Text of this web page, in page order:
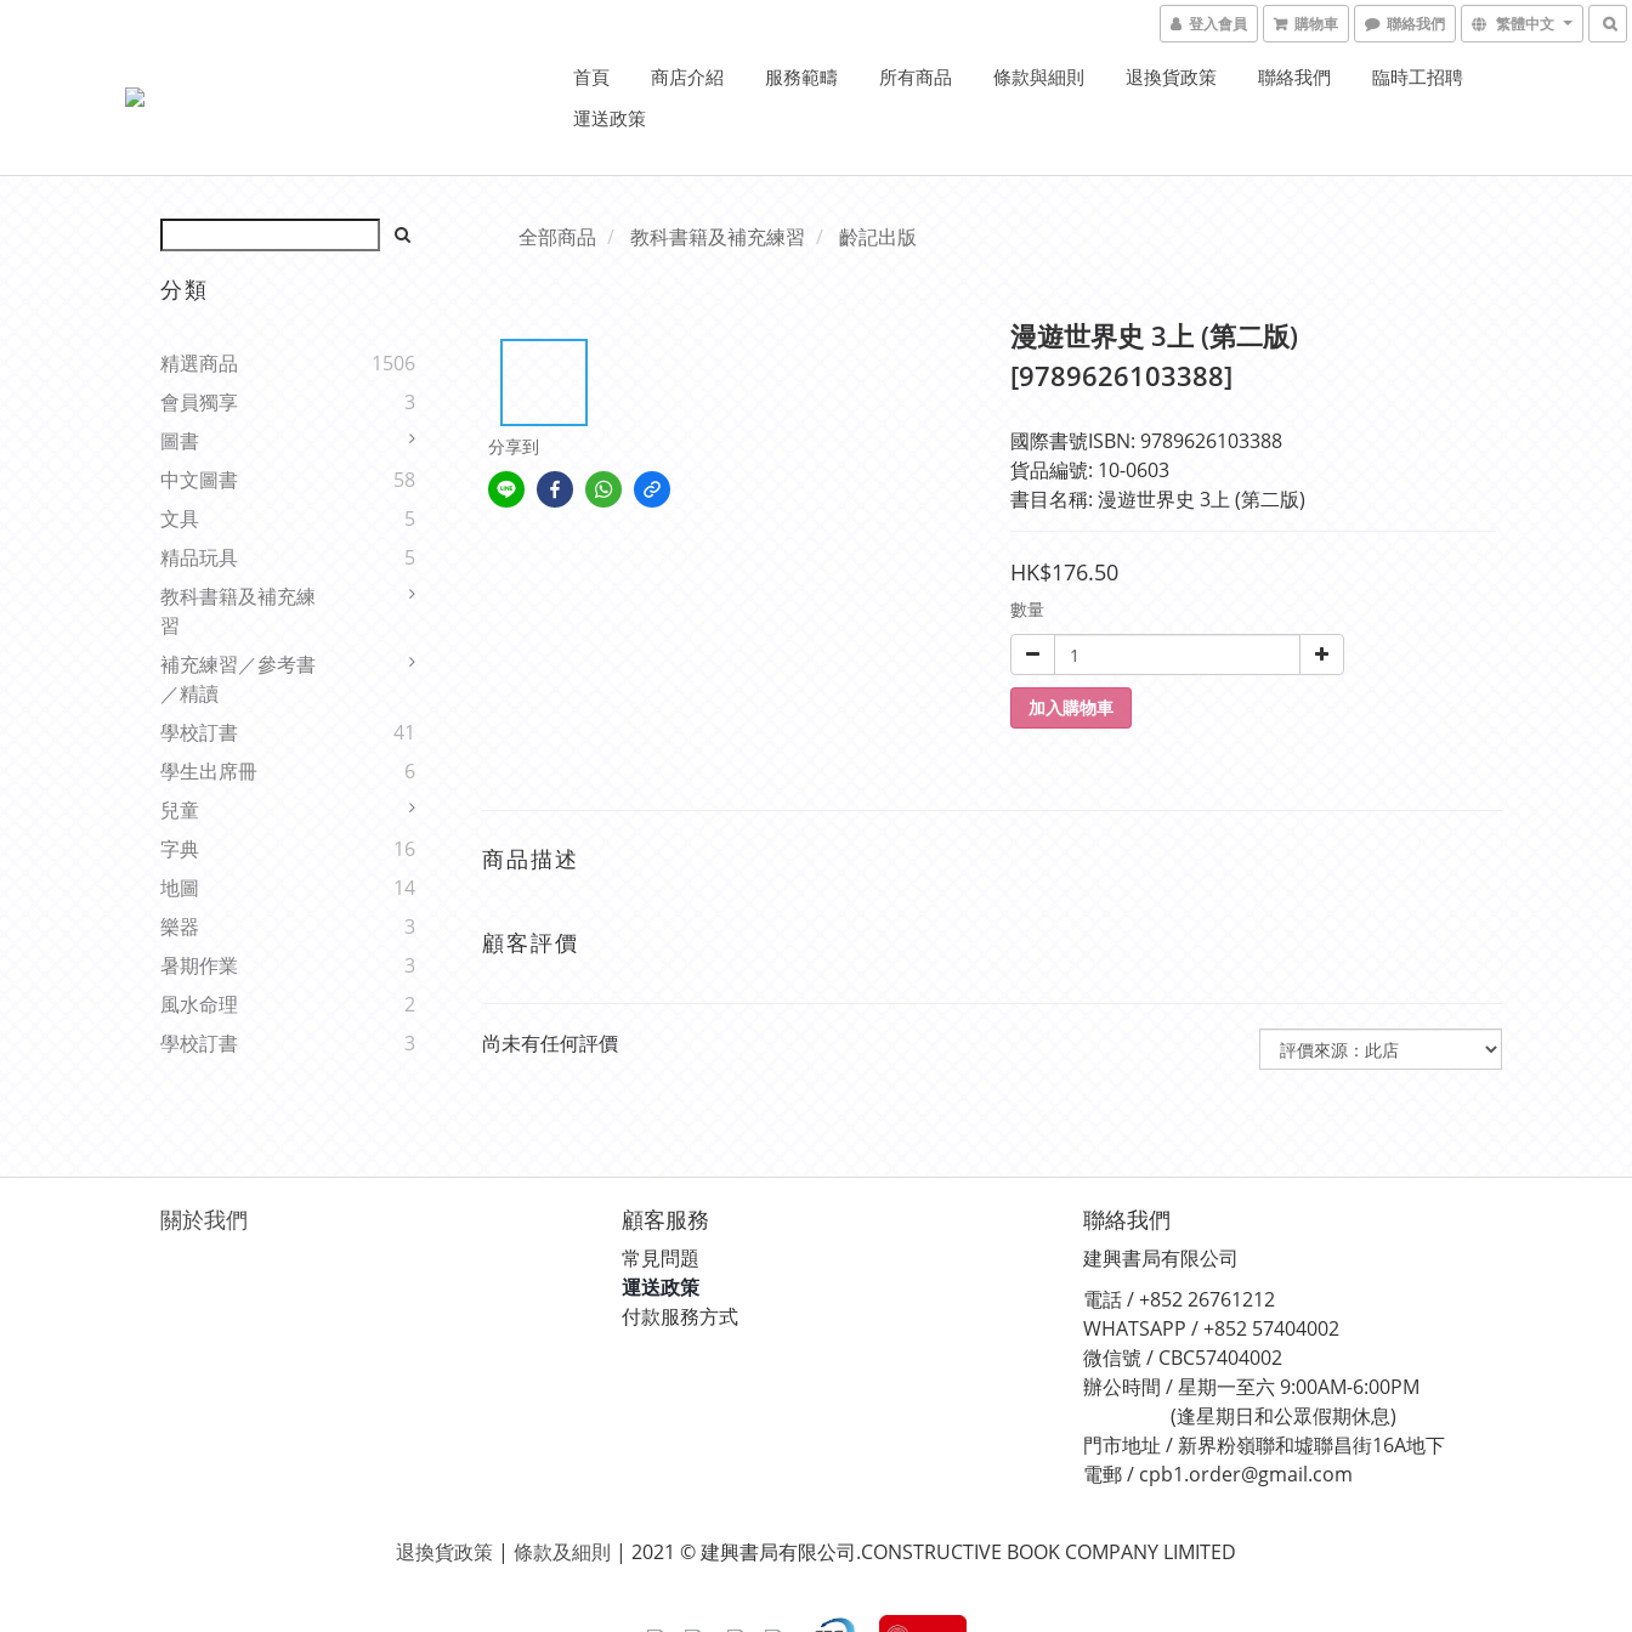
登入會員 購物車 聯絡我們 繁體中文
首頁 商店介紹 服務範疇 所有商品 條款與細則 退換貨政策 聯絡我們
臨時工招聘
運送政策
分類
精選商品
1506
會員獨享
3
圖書
中文圖書
58
文具
5
精品玩具
5
教科書籍及補充練
習
補充練習／參考書
／精讀
學校訂書
41
學生出席冊
6
兒童
字典
16
地圖
14
樂器
3
暑期作業
3
風水命理
2
學校訂書
3
全部商品 教科書籍及補充練習 齡記出版
分享到
漫遊世界史 3上 (第二版)
[9789626103388]
國際書號ISBN: 9789626103388
貨品編號: 10-0603
書目名稱: 漫遊世界史 3上 (第二版)
HK$176.50
數量
加入購物車
商品描述
顧客評價
尚未有任何評價
關於我們 顧客服務
常見問題
運送政策
付款服務方式
聯絡我們
建興書局有限公司
電話 / +852 26761212
WHATSAPP / +852 57404002
微信號 / CBC57404002
辦公時間 / 星期一至六 9:00AM-6:00PM
(逢星期日和公眾假期休息)
門市地址 / 新界粉嶺聯和墟聯昌街16A地下
電郵 / cpb1.order@gmail.com
退換貨政策 | 條款及細則 | 2021 © 建興書局有限公司.CONSTRUCTIVE BOOK COMPANY LIMITED